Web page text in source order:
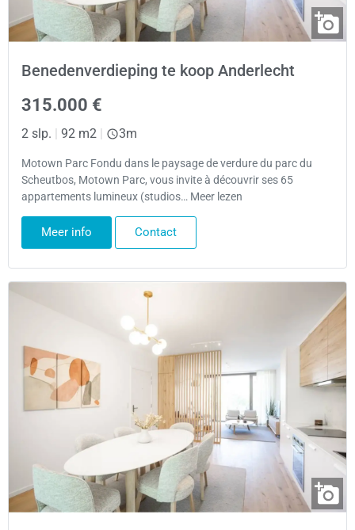
Benedenverdieping te koop Anderlecht
315.000 €
2 slp. | 92 m2 | 3m
Motown Parc Fondu dans le paysage de verdure du parc du
Scheutbos, Motown Parc, vous invite à découvrir ses 65
appartements lumineux (studios… Meer lezen
Meer info Contact